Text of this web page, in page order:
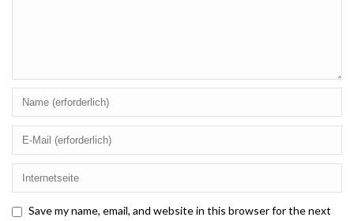
Save my name, email, and website in this browser for the next